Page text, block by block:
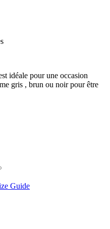
idéale pour une occasion
gris , brun ou noir pour être
Guide